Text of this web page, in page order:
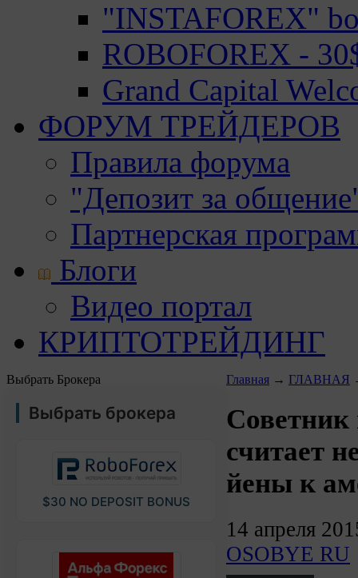
"INSTAFOREX"
ROBOFOREX -
Grand Capital
ФОРУМ ТРЕЙДЕРОВ
Правила форума
"Депозит за
Партнерская
Блоги
Видео портал
КРИПТОТРЕЙДИНГ
Выбрать Брокера
Выбрать брокера
$30 NO DEPOSIT BONUS
Главная → ГЛАВНАЯ
считает
йены к
14 апреля
OSOBYE RU